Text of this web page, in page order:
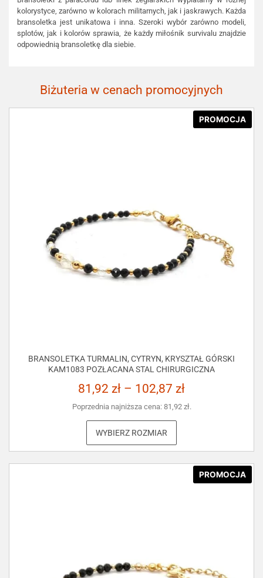
kolorystyce, zarówno w kolorach militarnych, jak i jaskrawych. Każda
bransoletka jest unikatowa i inna. Szeroki wybór zarówno modeli,
splotów, jak i kolorów sprawia, że każdy miłośnik survivalu znajdzie
odpowiednią bransoletkę dla siebie.
Biżuteria w cenach promocyjnych
PROMOCJA
BRANSOLETKA TURMALIN, CYTRYN, KRYSZTAŁ GÓRSKI
KAM1083 POZŁACANA STAL CHIRURGICZNA
81,92 zł – 102,87 zł
Poprzednia najniższa cena: 81,92 zł.
WYBIERZ ROZMIAR
PROMOCJA